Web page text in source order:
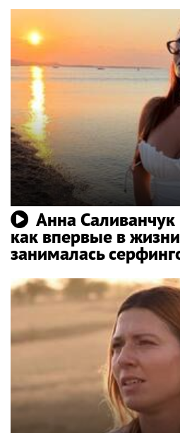
Анна Саливанчук
как впервые в жизни
занималась